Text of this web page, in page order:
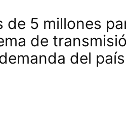
de 5 millones
de
del país